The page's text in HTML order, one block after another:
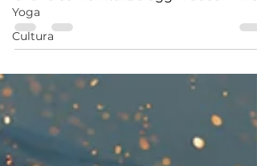
Yoga
Cultura
ucraine accolte a Rovigo e la solidarietà
di una comunità. Da oggi il docufilm è
gratis su UAM.TV, senza abbonamento.